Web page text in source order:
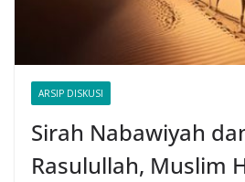
ARSIP DISKUSI
Sirah Nabawiyah
Rasulullah, Muslim